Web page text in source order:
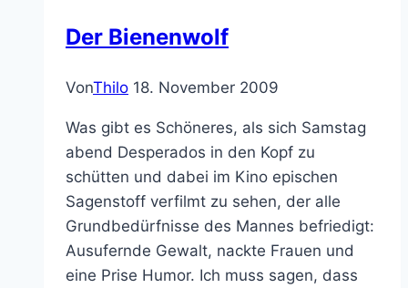
Der Bienenwolf
VonThilo 18. November 2009
Was gibt es Schöneres, als sich Samstag
abend Desperados in den Kopf zu
schütten und dabei im Kino epischen
Sagenstoff verfilmt zu sehen, der alle
Grundbedürfnisse des Mannes befriedigt:
Ausufernde Gewalt, nackte Frauen und
eine Prise Humor. Ich muss sagen, dass